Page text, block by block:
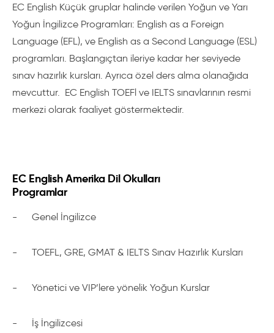
EC English Küçük gruplar halinde verilen Yoğun ve Yarı
Yoğun İngilizce Programları: English as a Foreign
Language (EFL), ve English as a Second Language (ESL)
programları. Başlangıçtan ileriye kadar her seviyede
sınav hazırlık kursları. Ayrıca özel ders alma olanağıda
mevcuttur. EC English TOEFl ve IELTS sınavlarının resmi
merkezi olarak faaliyet göstermektedir.
EC English Amerika Dil Okulları
Programlar
- Genel İngilizce
- TOEFL, GRE, GMAT & IELTS Sınav Hazırlık Kursları
- Yönetici ve VIP’lere yönelik Yoğun Kurslar
- İş İngilizcesi